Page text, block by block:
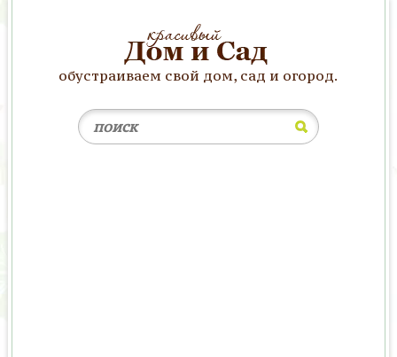
обустраиваем свой дом, сад и огород.